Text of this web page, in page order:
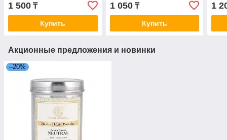
1 500 ₸
Купить
1 050₸
Купить
1
Акционные предложения и новинки
–20%